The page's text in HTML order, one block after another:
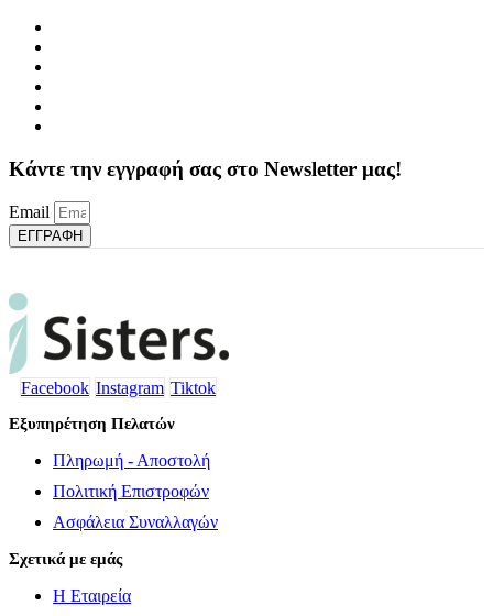
Κάντε την εγγραφή σας στο Newsletter μας!
Email
ΕΓΓΡΑΦΗ
Facebook Instagram Tiktok
Εξυπηρέτηση Πελατών
Πληρωμή - Αποστολή
Πολιτική Επιστροφών
Ασφάλεια Συναλλαγών
Σχετικά με εμάς
Η Εταιρεία